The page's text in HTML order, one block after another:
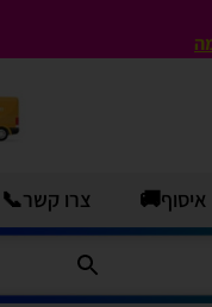
צרו קשר📞